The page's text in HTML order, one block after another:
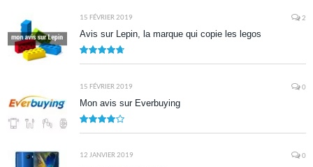
15 FÉVRIER 2019 2
Avis sur Lepin, la marque qui copie les legos
15 FÉVRIER 2019 0
Mon avis sur Everbuying
12 JANVIER 2019 0